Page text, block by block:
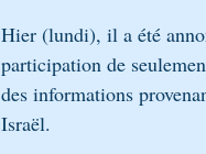
Hier (lundi), il a été
participation de
des informations
Israël.